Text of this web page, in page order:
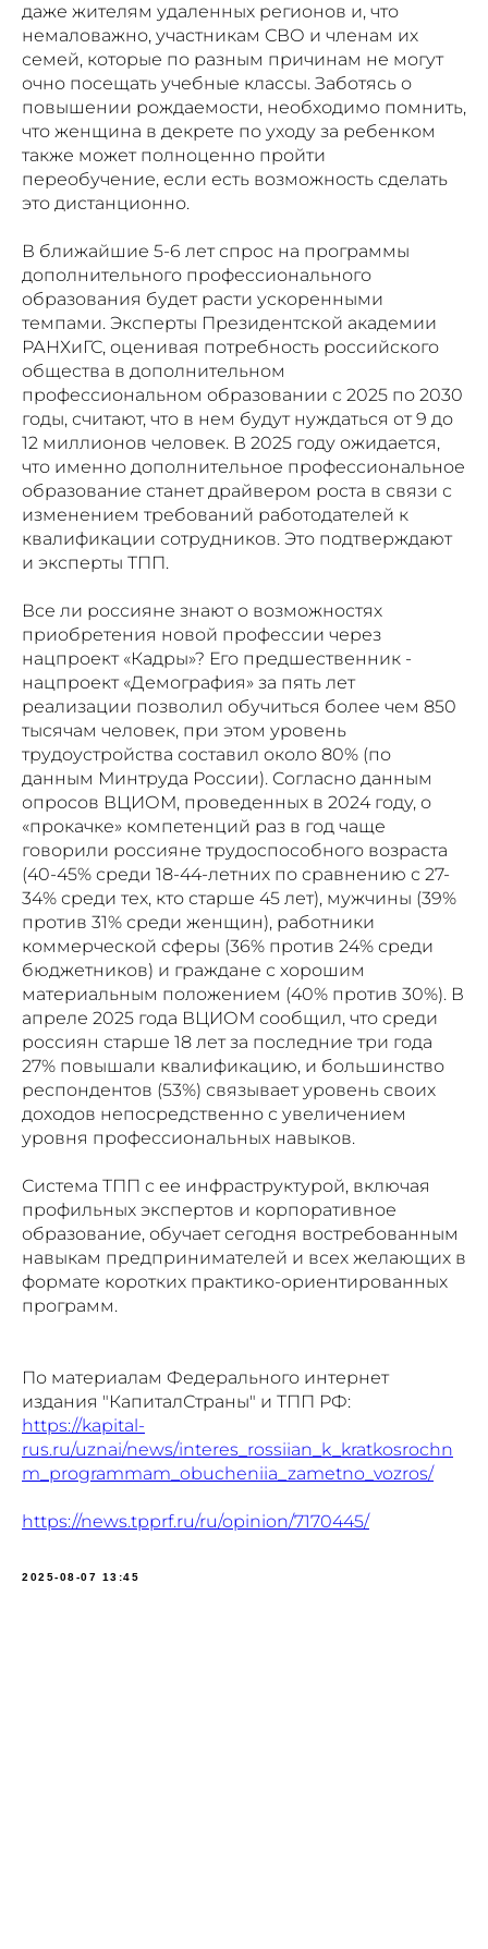
даже жителям удаленных регионов и, что
немаловажно, участникам СВО и членам их
семей, которые по разным причинам не могут
очно посещать учебные классы. Заботясь о
повышении рождаемости, необходимо помнить,
что женщина в декрете по уходу за ребенком
также может полноценно пройти
переобучение, если есть возможность сделать
это дистанционно.
В ближайшие 5-6 лет спрос на программы
дополнительного профессионального
образования будет расти ускоренными
темпами. Эксперты Президентской академии
РАНХиГС, оценивая потребность российского
общества в дополнительном
профессиональном образовании с 2025 по 2030
годы, считают, что в нем будут нуждаться от 9 до
12 миллионов человек. В 2025 году ожидается,
что именно дополнительное профессиональное
образование станет драйвером роста в связи с
изменением требований работодателей к
квалификации сотрудников. Это подтверждают
и эксперты ТПП.
Все ли россияне знают о возможностях
приобретения новой профессии через
нацпроект «Кадры»? Его предшественник -
нацпроект «Демография» за пять лет
реализации позволил обучиться более чем 850
тысячам человек, при этом уровень
трудоустройства составил около 80% (по
данным Минтруда России). Согласно данным
опросов ВЦИОМ, проведенных в 2024 году, о
«прокачке» компетенций раз в год чаще
говорили россияне трудоспособного возраста
(40-45% среди 18-44-летних по сравнению с 27-
34% среди тех, кто старше 45 лет), мужчины (39%
против 31% среди женщин), работники
коммерческой сферы (36% против 24% среди
бюджетников) и граждане с хорошим
материальным положением (40% против 30%). В
апреле 2025 года ВЦИОМ сообщил, что среди
россиян старше 18 лет за последние три года
27% повышали квалификацию, и большинство
респондентов (53%) связывает уровень своих
доходов непосредственно с увеличением
уровня профессиональных навыков.
Система ТПП с ее инфраструктурой, включая
профильных экспертов и корпоративное
образование, обучает сегодня востребованным
навыкам предпринимателей и всех желающих в
формате коротких практико-ориентированных
программ.
По материалам Федерального интернет
издания "КапиталСтраны" и ТПП РФ:
https://kapital-
rus.ru/uznai/news/interes_rossiian_k_kratkosrochn
m_programmam_obucheniia_zametno_vozros/
https://news.tpprf.ru/ru/opinion/7170445/
2025-08-07 13:45